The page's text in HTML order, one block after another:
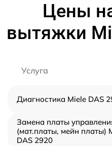
Цены
вытяжки
Услуга
Диагностика Miele DAS
Замена платы
(мат.платы, мейн платы)
DAS 2920